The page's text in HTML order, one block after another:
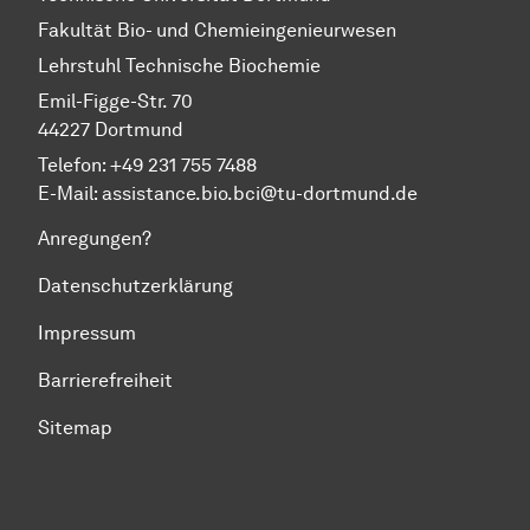
Fakultät Bio- und Chemieingenieurwesen
Lehrstuhl Technische Biochemie
Emil-Figge-Str. 70
44227 Dortmund
Telefon: +49 231 755 7488
E-Mail: assistance.bio.bci@tu-dortmund.de
Anregungen?
Datenschutzerklärung
Impressum
Barrierefreiheit
Sitemap